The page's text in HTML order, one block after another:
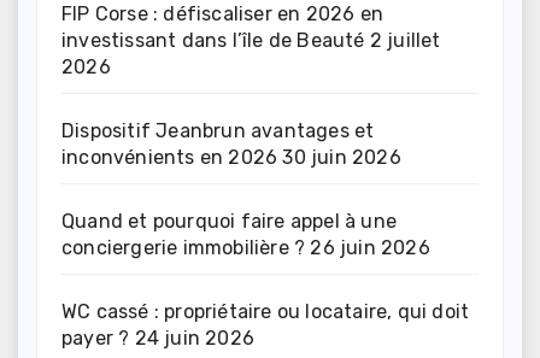
FIP Corse : défiscaliser en 2026 en
investissant dans l’île de Beauté 2 juillet
2026
Dispositif Jeanbrun avantages et
inconvénients en 2026 30 juin 2026
Quand et pourquoi faire appel à une
conciergerie immobilière ? 26 juin 2026
WC cassé : propriétaire ou locataire, qui doit
payer ? 24 juin 2026